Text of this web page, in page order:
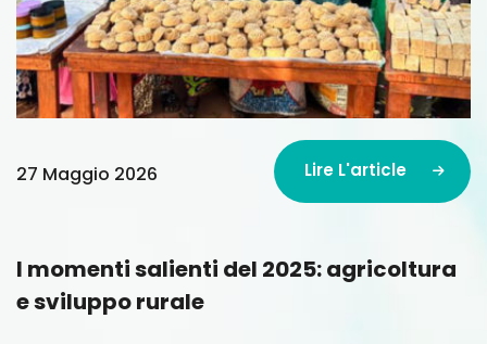
27 Maggio 2026
Lire L'article
Lire L'article
I momenti salienti del 2025: agricoltura
e sviluppo rurale